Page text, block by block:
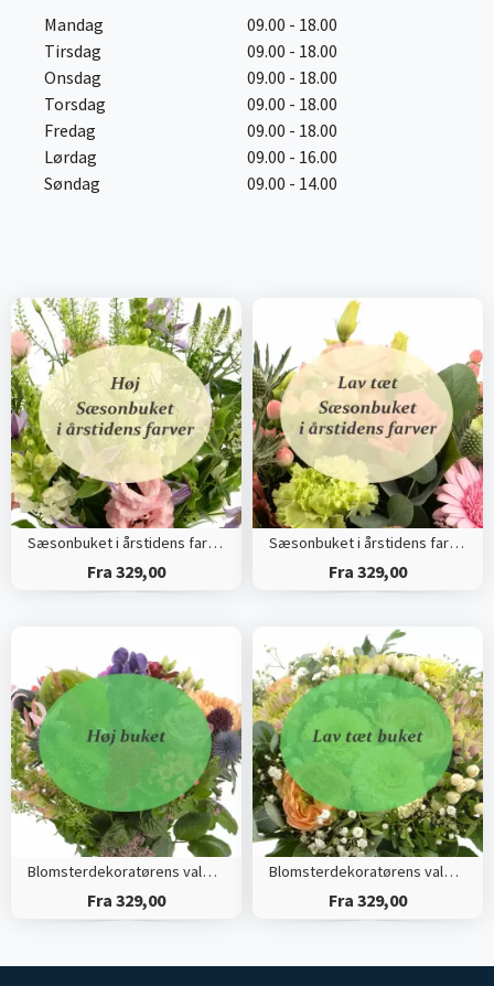
Mandag
09.00 - 18.00
Tirsdag
09.00 - 18.00
Onsdag
09.00 - 18.00
Torsdag
09.00 - 18.00
Fredag
09.00 - 18.00
Lørdag
09.00 - 16.00
Søndag
09.00 - 14.00
Sæsonbuket i årstidens farver (Høj)
Fra 329,00
Sæsonbuket i årstidens farver (Tæt)
Fra 329,00
Blomsterdekoratørens valg (Høj)
Fra 329,00
Blomsterdekoratørens valg (Tæt)
Fra 329,00